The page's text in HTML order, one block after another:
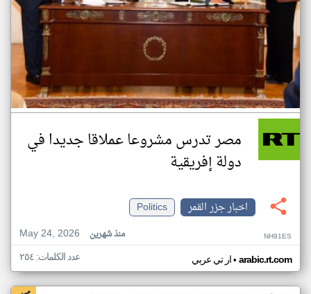
مصر تدرس مشروعا عملاقا جديدا في
دولة إفريقية
اخبار جزر القمر
Politics
May 24, 2026
منذ شهرين NH91ES
ار تي عربي• arabic.rt.com عدد الكلمات: ٢٥٤